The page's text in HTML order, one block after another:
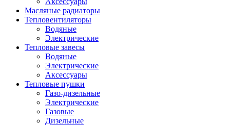
Масляные радиаторы
Тепловентиляторы
Водяные
Электрические
Тепловые завесы
Водяные
Электрические
Аксессуары
Тепловые пушки
Газо-дизельные
Электрические
Газовые
Дизельные